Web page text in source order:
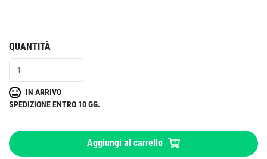
QUANTITÀ
IN ARRIVO
SPEDIZIONE ENTRO 10 GG.
Aggiungi al carrello